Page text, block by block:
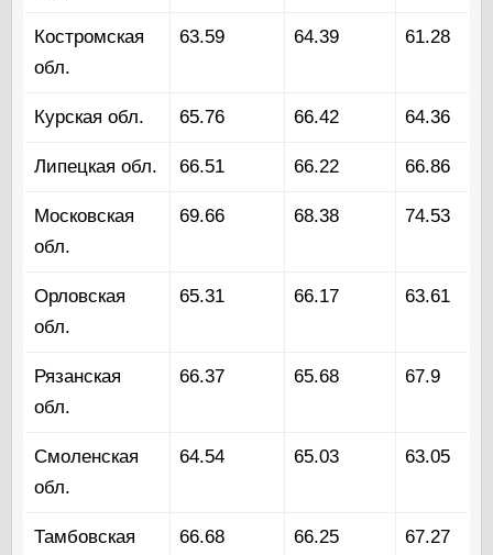
Костромская
обл.
63.59 64.39 61.28
Курская обл. 65.76 66.42 64.36
Липецкая обл. 66.51 66.22 66.86
Московская
обл.
69.66 68.38 74.53
Орловская
обл.
65.31 66.17 63.61
Рязанская
обл.
66.37 65.68 67.9
Смоленская
обл.
64.54 65.03 63.05
Тамбовская
66.68 66.25 67.27